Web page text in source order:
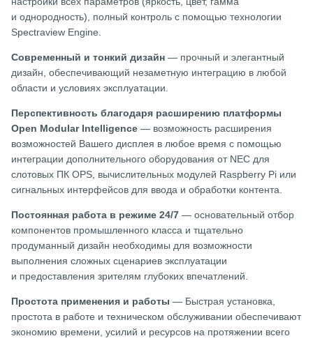
и однородность), полный контроль с помощью технологии
Spectraview Engine.
Современный и тонкий дизайн — прочный и элегантный
дизайн, обеспечивающий незаметную интеграцию в любой
области и условиях эксплуатации.
Перспективность благодаря расширению платформы
Open Modular Intelligence — возможность расширения
возможностей Вашего дисплея в любое время с помощью
интеграции дополнительного оборудования от NEC для
слотовых ПК OPS, вычислительных модулей Raspberry Pi или
сигнальных интерфейсов для ввода и обработки контента.
Постоянная работа в режиме 24/7 — основательный отбор
компонентов промышленного класса и тщательно
продуманный дизайн необходимы для возможности
выполнения сложных сценариев эксплуатации
и предоставления зрителям глубоких впечатлений.
Простота применения и работы — Быстрая установка,
простота в работе и техническом обслуживании обеспечивают
экономию времени, усилий и ресурсов на протяжении всего